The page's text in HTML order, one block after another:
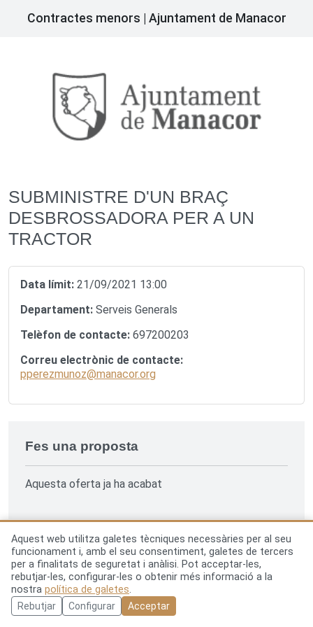
Contractes menors | Ajuntament de Manacor
SUBMINISTRE D'UN BRAÇ
DESBROSSADORA PER A UN
TRACTOR
Data límit: 21/09/2021 13:00
Departament: Serveis Generals
Telèfon de contacte: 697200203
Correu electrònic de contacte:
pperezmunoz@manacor.org
Fes una proposta
Aquesta oferta ja ha acabat
Avís legal
Política de privacitat
Política de galetes
Ajuntament de Manacor
Aquest web utilitza galetes tècniques necessàries per al seu
funcionament i, amb el seu consentiment, galetes de tercers
per a finalitats de seguretat i anàlisi. Pot acceptar-les,
rebutjar-les, configurar-les o obtenir més informació a la
nostra política de galetes.
Rebutjar Configurar Acceptar